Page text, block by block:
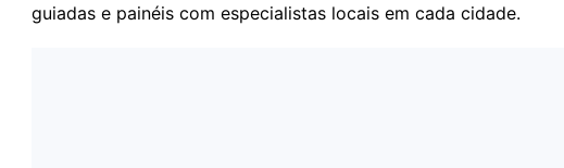
guiadas e painéis com especialistas locais em cada cidade.